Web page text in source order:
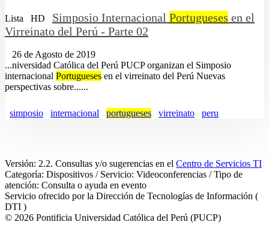
Lista HD Simposio Internacional Portugueses en el
Virreinato del Perú - Parte 02
26 de Agosto de 2019
...niversidad Católica del Perú PUCP organizan el Simposio
internacional Portugueses en el virreinato del Perú Nuevas
perspectivas sobre......
simposio internacional portugueses virreinato peru
Versión: 2.2. Consultas y/o sugerencias en el Centro de Servicios TI
Categoría: Dispositivos / Servicio: Videoconferencias / Tipo de
atención: Consulta o ayuda en evento
Servicio ofrecido por la Dirección de Tecnologías de Información (
DTI )
© 2026 Pontificia Universidad Católica del Perú (PUCP)